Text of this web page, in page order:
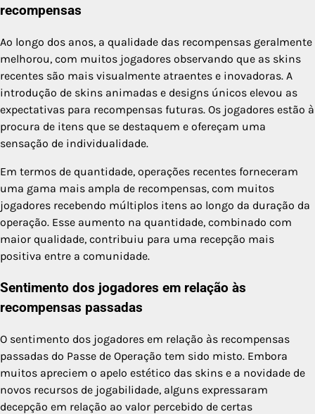
recompensas
Ao longo dos anos, a qualidade das recompensas geralmente
melhorou, com muitos jogadores observando que as skins
recentes são mais visualmente atraentes e inovadoras. A
introdução de skins animadas e designs únicos elevou as
expectativas para recompensas futuras. Os jogadores estão à
procura de itens que se destaquem e ofereçam uma
sensação de individualidade.
Em termos de quantidade, operações recentes forneceram
uma gama mais ampla de recompensas, com muitos
jogadores recebendo múltiplos itens ao longo da duração da
operação. Esse aumento na quantidade, combinado com
maior qualidade, contribuiu para uma recepção mais
positiva entre a comunidade.
Sentimento dos jogadores em relação às
recompensas passadas
O sentimento dos jogadores em relação às recompensas
passadas do Passe de Operação tem sido misto. Embora
muitos apreciem o apelo estético das skins e a novidade de
novos recursos de jogabilidade, alguns expressaram
decepção em relação ao valor percebido de certas